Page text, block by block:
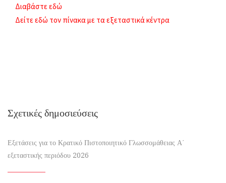
Διαβάστε εδώ
Δείτε εδώ τον πίνακα με τα εξεταστικά κέντρα
Σχετικές δημοσιεύσεις
Εξετάσεις για το Κρατικό Πιστοποιητικό Γλωσσομάθειας Α΄
εξεταστικής περιόδου 2026